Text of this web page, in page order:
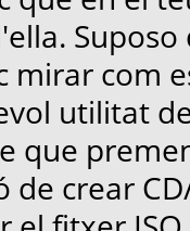
mirar com
utilitat
que
crear